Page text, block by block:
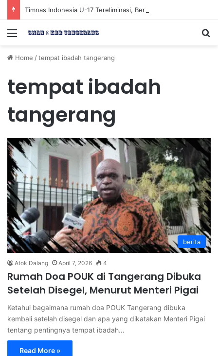
Menu
Home /tempat ibadah tangerang
tempat ibadah
tangerang
berita
Atok Dalang April 7, 2026 4
Rumah Doa POUK di Tangerang Dibuka
Setelah Disegel, Menurut Menteri Pigai
Ketahui bagaimana rumah doa POUK Tangerang dibuka
kembali setelah disegel dan apa yang dikatakan Menteri Pigai
tentang pentingnya tempat ibadah…
Read More »